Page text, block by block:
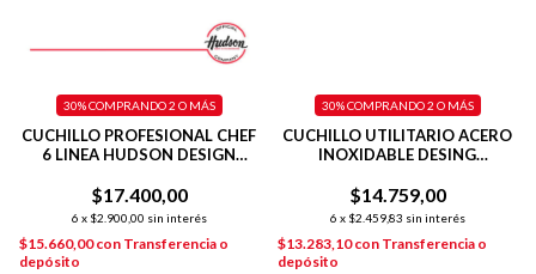
CUCHILLO PROFESIONAL CHEF
6 LINEA HUDSON DESIGN
$17.400,00
6 x $2.900,00 sin interés
30%COMPRANDO 2 O MÁS
$15.660,00con Transferencia o
depósito
CUCHILLO UTILITARIO ACERO
INOXIDABLE DESING
$14.759,00
6 x $2.459,83 sin interés
30%COMPRANDO 2 O MÁS
$13.283,10con Transferencia o
depósito